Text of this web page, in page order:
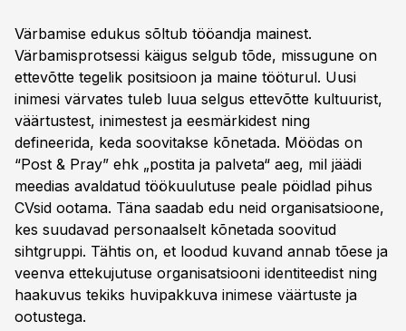
Värbamise edukus sõltub tööandja mainest.
Värbamisprotsessi käigus selgub tõde, missugune on
ettevõtte tegelik positsioon ja maine tööturul. Uusi
inimesi värvates tuleb luua selgus ettevõtte kultuurist,
väärtustest, inimestest ja eesmärkidest ning
defineerida, keda soovitakse kõnetada. Möödas on
“Post & Pray” ehk „postita ja palveta“ aeg, mil jäädi
meedias avaldatud töökuulutuse peale pöidlad pihus
CVsid ootama. Täna saadab edu neid organisatsioone,
kes suudavad personaalselt kõnetada soovitud
sihtgruppi. Tähtis on, et loodud kuvand annab tõese ja
veenva ettekujutuse organisatsiooni identiteedist ning
haakuvus tekiks huvipakkuva inimese väärtuste ja
ootustega.